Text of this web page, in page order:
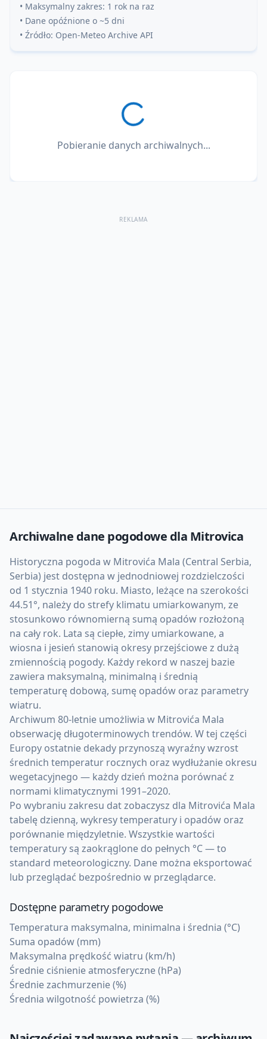
• Maksymalny zakres: 1 rok na raz
• Dane opóźnione o ~5 dni
• Źródło: Open-Meteo Archive API
Pobieranie danych archiwalnych...
REKLAMA
Archiwalne dane pogodowe dla Mitrovica
Historyczna pogoda w Mitrovića Mala (Central Serbia,
Serbia) jest dostępna w jednodniowej rozdzielczości
od 1 stycznia 1940 roku. Miasto, leżące na szerokości
44.51°, należy do strefy klimatu umiarkowanym, ze
stosunkowo równomierną sumą opadów rozłożoną
na cały rok. Lata są ciepłe, zimy umiarkowane, a
wiosna i jesień stanowią okresy przejściowe z dużą
zmiennością pogody. Każdy rekord w naszej bazie
zawiera maksymalną, minimalną i średnią
temperaturę dobową, sumę opadów oraz parametry
wiatru.
Archiwum 80-letnie umożliwia w Mitrovića Mala
obserwację długoterminowych trendów. W tej części
Europy ostatnie dekady przynoszą wyraźny wzrost
średnich temperatur rocznych oraz wydłużanie okresu
wegetacyjnego — każdy dzień można porównać z
normami klimatycznymi 1991–2020.
Po wybraniu zakresu dat zobaczysz dla Mitrovića Mala
tabelę dzienną, wykresy temperatury i opadów oraz
porównanie międzyletnie. Wszystkie wartości
temperatury są zaokrąglone do pełnych °C — to
standard meteorologiczny. Dane można eksportować
lub przeglądać bezpośrednio w przeglądarce.
Dostępne parametry pogodowe
Temperatura maksymalna, minimalna i średnia (°C)
Suma opadów (mm)
Maksymalna prędkość wiatru (km/h)
Średnie ciśnienie atmosferyczne (hPa)
Średnie zachmurzenie (%)
Średnia wilgotność powietrza (%)